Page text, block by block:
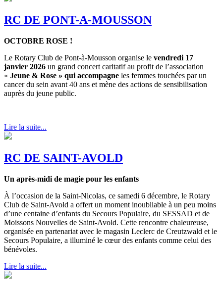
RC DE PONT-A-MOUSSON
OCTOBRE ROSE !
Le Rotary Club de Pont-à-Mousson organise le vendredi 17
janvier 2026 un grand concert caritatif au profit de l’association
« Jeune & Rose » qui accompagne les femmes touchées par un
cancer du sein avant 40 ans et mène des actions de sensibilisation
auprès du jeune public.
Lire la suite...
RC DE SAINT-AVOLD
Un après-midi de magie pour les enfants
À l’occasion de la Saint-Nicolas, ce samedi 6 décembre, le Rotary
Club de Saint-Avold a offert un moment inoubliable à un peu moins
d’une centaine d’enfants du Secours Populaire, du SESSAD et de
Moissons Nouvelles de Saint-Avold. Cette rencontre chaleureuse,
organisée en partenariat avec le magasin Leclerc de Creutzwald et le
Secours Populaire, a illuminé le cœur des enfants comme celui des
bénévoles.
Lire la suite...